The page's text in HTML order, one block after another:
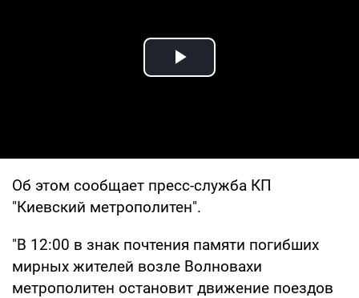
Play Video
Об этом сообщает пресс-служба КП
"Киевский метрополитен".
"В 12:00 в знак почтения памяти погибших
мирных жителей возле Волновахи
метрополитен остановит движение поездов